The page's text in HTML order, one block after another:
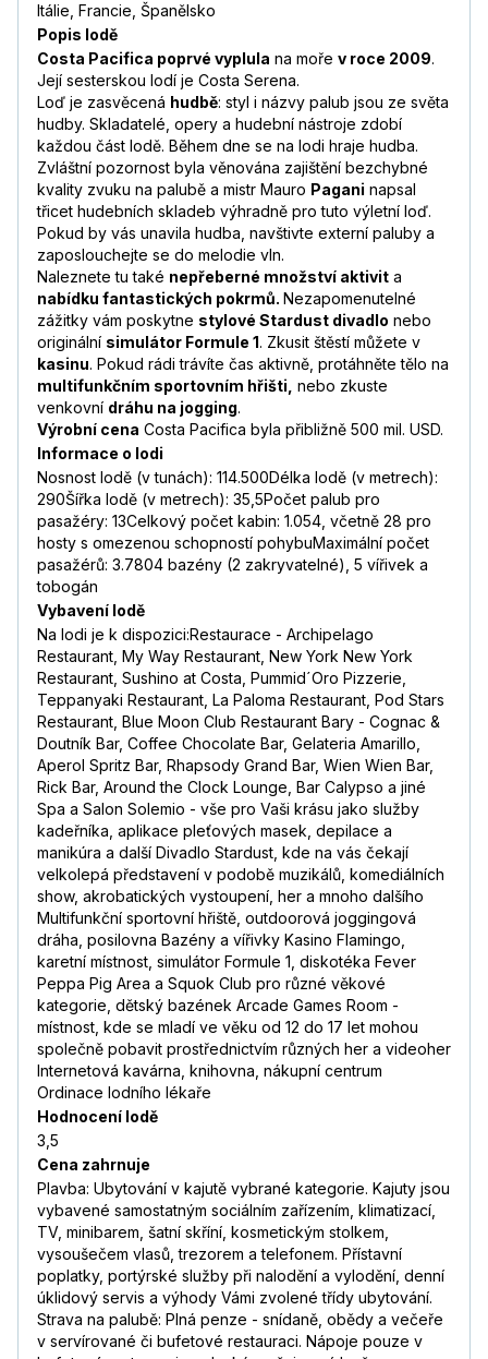
Itálie, Francie, Španělsko
Popis lodě
Costa Pacifica poprvé vyplula na moře v roce 2009.
Její sesterskou lodí je Costa Serena.
Loď je zasvěcená hudbě: styl i názvy palub jsou ze světa
hudby. Skladatelé, opery a hudební nástroje zdobí
každou část lodě. Během dne se na lodi hraje hudba.
Zvláštní pozornost byla věnována zajištění bezchybné
kvality zvuku na palubě a mistr Mauro Pagani napsal
třicet hudebních skladeb výhradně pro tuto výletní loď.
Pokud by vás unavila hudba, navštivte externí paluby a
zaposlouchejte se do melodie vln.
Naleznete tu také nepřeberné množství aktivit a
nabídku fantastických pokrmů. Nezapomenutelné
zážitky vám poskytne stylové Stardust divadlo nebo
originální simulátor Formule 1. Zkusit štěstí můžete v
kasinu. Pokud rádi trávíte čas aktivně, protáhněte tělo na
multifunkčním sportovním hřišti, nebo zkuste
venkovní dráhu na jogging.
Výrobní cena Costa Pacifica byla přibližně 500 mil. USD.
Informace o lodi
Nosnost lodě (v tunách): 114.500Délka lodě (v metrech):
290Šířka lodě (v metrech): 35,5Počet palub pro
pasažéry: 13Celkový počet kabin: 1.054, včetně 28 pro
hosty s omezenou schopností pohybuMaximální počet
pasažérů: 3.7804 bazény (2 zakryvatelné), 5 vířivek a
tobogán
Vybavení lodě
Na lodi je k dispozici:Restaurace - Archipelago
Restaurant, My Way Restaurant, New York New York
Restaurant, Sushino at Costa, Pummid´Oro Pizzerie,
Teppanyaki Restaurant, La Paloma Restaurant, Pod Stars
Restaurant, Blue Moon Club Restaurant Bary - Cognac &
Doutník Bar, Coffee Chocolate Bar, Gelateria Amarillo,
Aperol Spritz Bar, Rhapsody Grand Bar, Wien Wien Bar,
Rick Bar, Around the Clock Lounge, Bar Calypso a jiné
Spa a Salon Solemio - vše pro Vaši krásu jako služby
kadeřníka, aplikace pleťových masek, depilace a
manikúra a další Divadlo Stardust, kde na vás čekají
velkolepá představení v podobě muzikálů, komediálních
show, akrobatických vystoupení, her a mnoho dalšího
Multifunkční sportovní hřiště, outdoorová joggingová
dráha, posilovna Bazény a vířivky Kasino Flamingo,
karetní místnost, simulátor Formule 1, diskotéka Fever
Peppa Pig Area a Squok Club pro různé věkové
kategorie, dětský bazének Arcade Games Room -
místnost, kde se mladí ve věku od 12 do 17 let mohou
společně pobavit prostřednictvím různých her a videoher
Internetová kavárna, knihovna, nákupní centrum
Ordinace lodního lékaře
Hodnocení lodě
3,5
Cena zahrnuje
Plavba: Ubytování v kajutě vybrané kategorie. Kajuty jsou
vybavené samostatným sociálním zařízením, klimatizací,
TV, minibarem, šatní skříní, kosmetickým stolkem,
vysoušečem vlasů, trezorem a telefonem. Přístavní
poplatky, portýrské služby při nalodění a vylodění, denní
úklidový servis a výhody Vámi zvolené třídy ubytování.
Strava na palubě: Plná penze - snídaně, obědy a večeře
v servírované či bufetové restauraci. Nápoje pouze v